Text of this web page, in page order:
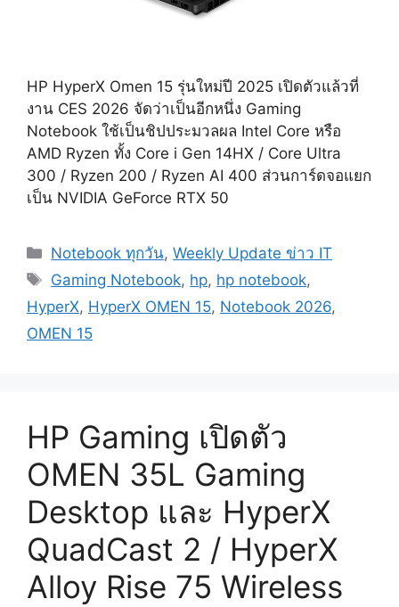
HP HyperX Omen 15 รุ่นใหม่ปี 2025 เปิดตัวแล้วที่
งาน CES 2026 จัดว่าเป็นอีกหนึ่ง Gaming
Notebook ใช้เป็นชิปประมวลผล Intel Core หรือ
AMD Ryzen ทั้ง Core i Gen 14HX / Core Ultra
300 / Ryzen 200 / Ryzen AI 400 ส่วนการ์ดจอแยก
เป็น NVIDIA GeForce RTX 50
Categories
Notebook ทุกวัน,Weekly Update ข่าว IT
Tags
Gaming Notebook, hp, hp notebook,
HyperX, HyperX OMEN 15, Notebook 2026,
OMEN 15
HP Gaming เปิดตัว
OMEN 35L Gaming
Desktop และ HyperX
QuadCast 2 / HyperX
Alloy Rise 75 Wireless